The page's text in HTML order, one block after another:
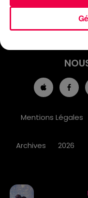
Mentions Légales
Archives 2026